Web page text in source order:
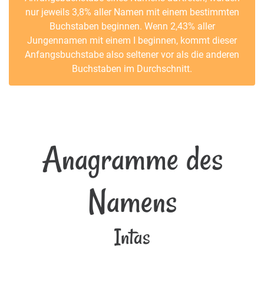
nur jeweils 3,8% aller Namen mit einem bestimmten
Buchstaben beginnen. Wenn 2,43% aller
Jungennamen mit einem I beginnen, kommt dieser
Anfangsbuchstabe also seltener vor als die anderen
Buchstaben im Durchschnitt.
Anagramme des
Namens
Intas